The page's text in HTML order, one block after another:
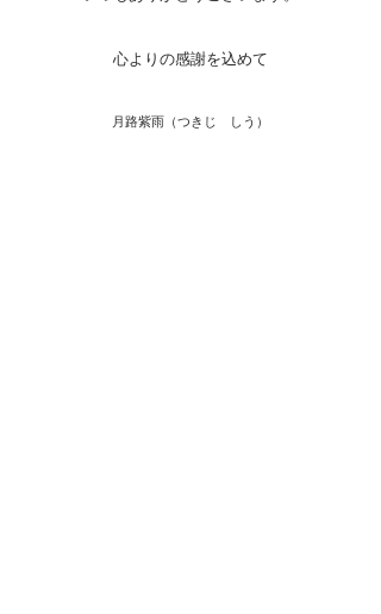
心よりの感謝を込めて
月路紫雨（つきじ し​う）